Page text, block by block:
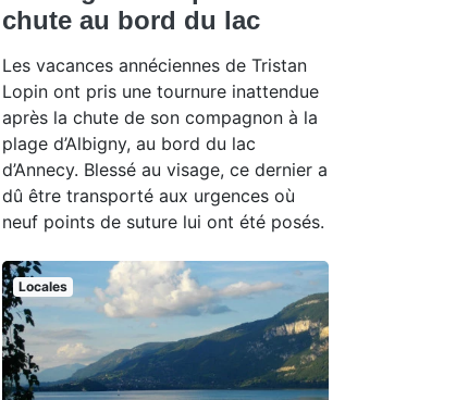
chute au bord du lac
Les vacances annéciennes de Tristan
Lopin ont pris une tournure inattendue
après la chute de son compagnon à la
plage d’Albigny, au bord du lac
d’Annecy. Blessé au visage, ce dernier a
dû être transporté aux urgences où
neuf points de suture lui ont été posés.
Locales